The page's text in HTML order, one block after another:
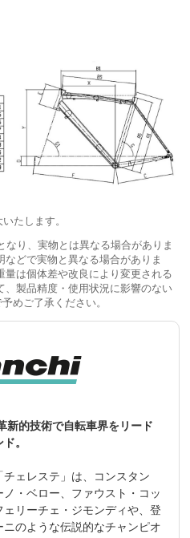
たします。
なり、実物とは異なる場合がありま
どで実物と異なる場合がありま
量は個体差や改良により変更される
、製品精度・使用状況に影響のない
めご了承ください。
新的技術で自転車界をリード
。
ェレステ」は、コンスタン
・ベロー、ファウスト・コッ
リーチェ・ジモンディや、登
のような伝説的なチャンピオ